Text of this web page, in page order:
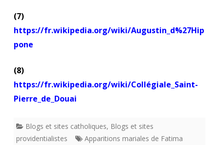
(7)
https://fr.wikipedia.org/wiki/Augustin_d%27Hip
pone
(8)
https://fr.wikipedia.org/wiki/Collégiale_Saint-
Pierre_de_Douai
Blogs et sites catholiques, Blogs et sites
providentialistes
Apparitions mariales de Fatima